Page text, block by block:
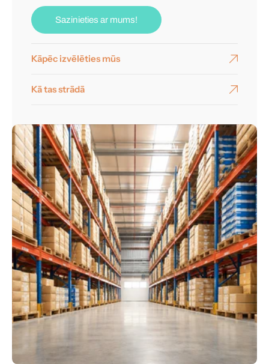
Sazinieties ar mums!
Kāpēc izvēlēties mūs
Kā tas strādā